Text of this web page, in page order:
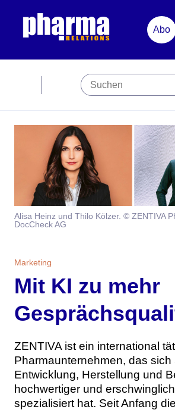
Abo
Premiumpartner
Jubiläum
Newsletter
Studien
Digital Health
Magazin
Ausgabenarchiv
Abonnement
Team
Werben
Alisa Heinz und Thilo Kölzer. © ZENTIVA
DocCheck AG
Marketing
Mit KI zu mehr
ZENTIVA ist ein international
Pharmaunternehmen, das sich
Entwicklung, Herstellung und
hochwertiger und
spezialisiert hat. Seit Anfang